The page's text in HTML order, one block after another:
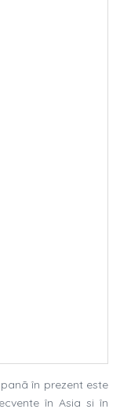
în prezent este
în Asia si în